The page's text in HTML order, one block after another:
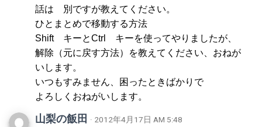
話は 別ですが教えてください。
ひとまとめで移動する方法
Shift キーとCtrl キーを使ってやりましたが、
解除（元に戻す方法）を教えてください、おねが
いします。
いつもすみません、困ったときばかりで
よろしくおねがいします。
山梨の飯田 · 2012年4月17日 AM 5:48